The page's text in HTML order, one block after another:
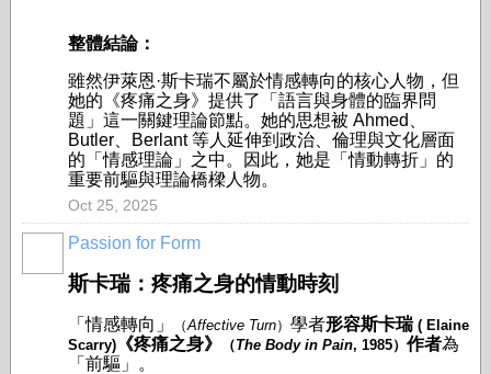
整體結論：
雖然伊萊恩·斯卡瑞不屬於情感轉向的核心人物，但
她的《疼痛之身》提供了「語言與身體的臨界問
題」這一關鍵理論節點。她的思想被 Ahmed、
Butler、Berlant 等人延伸到政治、倫理與文化層面
的「情感理論」之中。因此，她是「情動轉折」的
重要前驅與理論橋樑人物。
Oct 25, 2025
Passion for Form
斯卡瑞：疼痛之身的情動時刻
「情感轉向」 （Affective Turn） 學者形容斯卡瑞 ( Elaine
Scarry) 《疼痛之身》 （The Body in Pain, 1985） 作者為
「前驅」。